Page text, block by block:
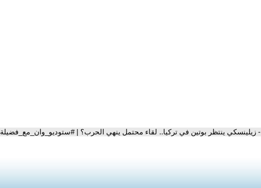
- زيلينسكي ينتظر بوتين في تركيا.. لقاء محتمل ينهي الحرب؟ | #ستوديو_وان_مع_فضيلة